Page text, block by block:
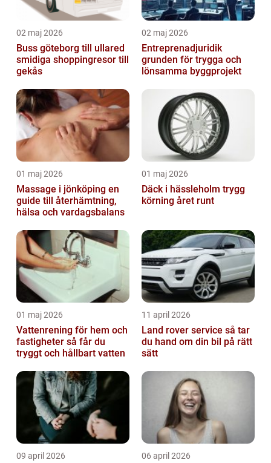
02 maj 2026
Buss göteborg till ullared
smidiga shoppingresor till
gekås
02 maj 2026
Entreprenadjuridik
grunden för trygga och
lönsamma byggprojekt
01 maj 2026
Massage i jönköping en
guide till återhämtning,
hälsa och vardagsbalans
01 maj 2026
Däck i hässleholm trygg
körning året runt
01 maj 2026
Vattenrening för hem och
fastigheter så får du
tryggt och hållbart vatten
11 april 2026
Land rover service så tar
du hand om din bil på rätt
sätt
09 april 2026 06 april 2026